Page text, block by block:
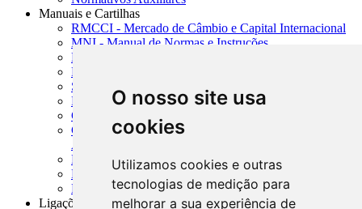
O nosso site usa
cookies
Utilizamos cookies e outras
tecnologias de medição para
melhorar a sua experiência de
Manuais e Cartilhas
RMCCI - Mercado de Câmbio e Capital Internacional
MNI - Manual de Normas e Instruções
MTVM - Manual de Títulos e Valores Mobiliários
MCR - Manual de Crédito Rural
SISORF - Manual de Organização do SFN
MASUP - Manual de Supervisão Bancária
CADOC - Catálogo de Documentos
CNAE-CONCLA - Classificação Nacional de
Atividades Econômicas
PMF - Cartilhas do BCB
Manuais Auxiliares do BCB e Cosif-e
Resenhas Diárias Governamentais
Ligações Externas